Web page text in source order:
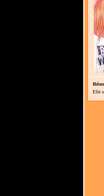
Elle